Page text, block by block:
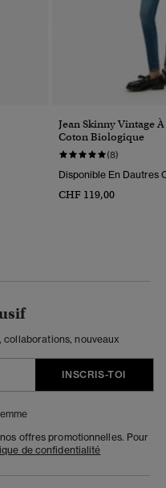
Jean Skinny Vintage
Coton Biologique
(8)
Disponible En Dautres
CHF 119,00
collaborations, nouveaux
INSCRIS-TOI
offres promotionnelles. Pour
de confidentialité